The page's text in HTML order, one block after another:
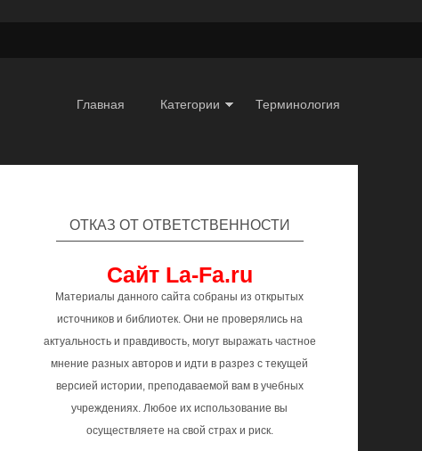
Главная Категории Терминология
ОТКАЗ ОТ ОТВЕТСТВЕННОСТИ
Сайт La-Fa.ru
Материалы данного сайта собраны из открытых
источников и библиотек. Они не проверялись на
актуальность и правдивость, могут выражать частное
мнение разных авторов и идти в разрез с текущей
версией истории, преподаваемой вам в учебных
учреждениях. Любое их использование вы
осуществляете на свой страх и риск.